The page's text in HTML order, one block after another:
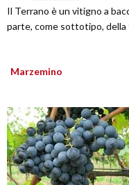
Il Terrano è un vitigno a
parte, come sottotipo, della
Marzemino